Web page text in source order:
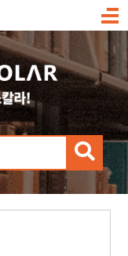
메
검